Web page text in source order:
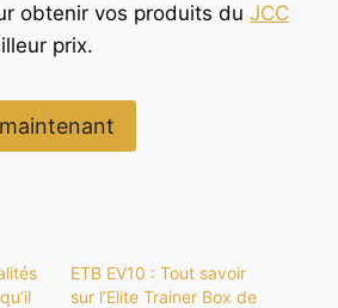
obtenir vos produits du JCC
prix.
ETB EV10 : Tout savoir
sur l’Elite Trainer Box de